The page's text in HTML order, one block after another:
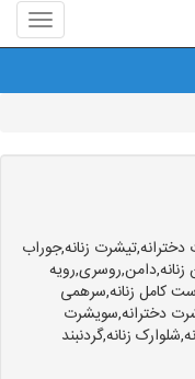
منوی
سایت
آرا
زنانه,جوراب
کامل زنانه,سرهمی
دخترانه,سویشرت
زنانه,گردنبند